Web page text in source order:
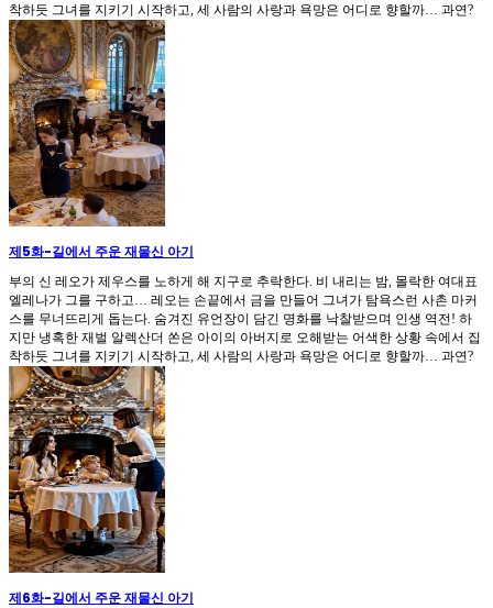
착하듯 그녀를 지키기 시작하고, 세 사람의 사랑과 욕망은 어디로 향할까… 과연?
제5화-길에서 주운 재물신 아기
부의 신 레오가 제우스를 노하게 해 지구로 추락한다. 비 내리는 밤, 몰락한 여대표
엘레나가 그를 구하고… 레오는 손끝에서 금을 만들어 그녀가 탐욕스런 사촌 마커
스를 무너뜨리게 돕는다. 숨겨진 유언장이 담긴 명화를 낙찰받으며 인생 역전! 하
지만 냉혹한 재벌 알렉산더 쏜은 아이의 아버지로 오해받는 어색한 상황 속에서 집
착하듯 그녀를 지키기 시작하고, 세 사람의 사랑과 욕망은 어디로 향할까… 과연?
제6화-길에서 주운 재물신 아기